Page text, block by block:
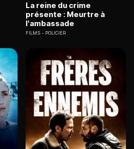
La reine du crime
présente : Meurtre à
l'ambassade
FILMS POLICIER